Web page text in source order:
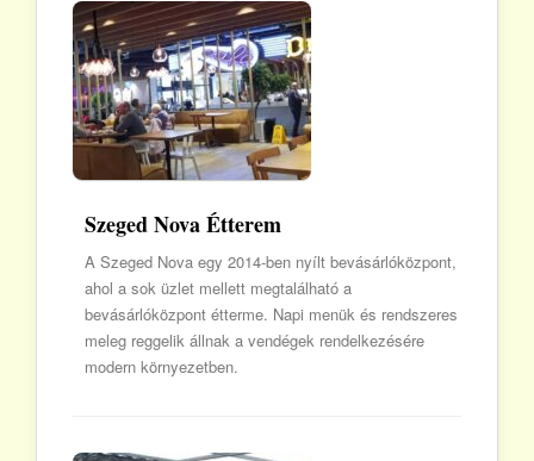
Szeged Nova Étterem
A Szeged Nova egy 2014-ben nyílt bevásárlóközpont,
ahol a sok üzlet mellett megtalálható a
bevásárlóközpont étterme. Napi menük és rendszeres
meleg reggelik állnak a vendégek rendelkezésére
modern környezetben.